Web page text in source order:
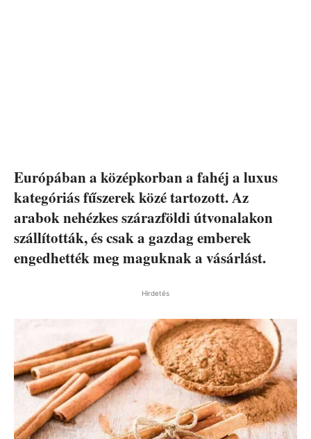
Európában a középkorban a fahéj a luxus
kategóriás fűszerek közé tartozott. Az
arabok nehézkes szárazföldi útvonalakon
szállították, és csak a gazdag emberek
engedhették meg maguknak a vásárlást.
Hirdetés